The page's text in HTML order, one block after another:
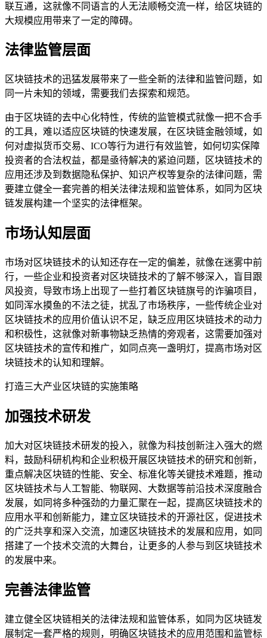
联互通，这就像不同语言的人无法顺畅交流一样，给区块链的
大规模应用带来了一定的障碍。
法律监管层面
区块链技术的迅猛发展带来了一些全新的法律和监管问题，如
同一片未知的领域，需要我们去探索和规范。
由于区块链的去中心化特性，传统的监管模式就像一把不合手
的工具，难以适应区块链的快速发展，在区块链金融领域，如
何对虚拟货币交易、ICO等行为进行有效监管，如何切实保障
投资者的合法权益，都是亟待解决的紧迫问题，区块链技术的
应用还涉及到数据隐私保护、知识产权等复杂的法律问题，需
要建立健全一套完善的相关法律法规和监管体系，如同为区块
链发展构建一个坚实的法律框架。
市场认知层面
市场对区块链技术的认知还存在一定的偏差，就像在迷雾中前
行，一些企业和投资者对区块链技术的了解不够深入，盲目跟
风投资，导致市场上出现了一些打着区块链旗号的诈骗项目，
如同浑水摸鱼的不法之徒，扰乱了市场秩序，一些传统企业对
区块链技术的应用价值认识不足，缺乏应用区块链技术的动力
和积极性，这就像对新事物缺乏热情的旁观者，这需要加强对
区块链技术的宣传和推广，如同点亮一盏明灯，提高市场对区
块链技术的认知和理解。
打造三大产业区块链的实施策略
加强技术研发
加大对区块链技术研发的投入，就像为科技创新注入强大的燃
料，鼓励科研机构和企业积极开展区块链技术的研究和创新，
重点解决区块链的性能、安全、标准化等关键技术难题，推动
区块链技术与人工智能、物联网、大数据等前沿技术深度融合
发展，如同将多种强劲的力量汇聚在一起，提高区块链技术的
应用水平和创新能力，建立区块链技术的开源社区，促进技术
的广泛共享和深入交流，加速区块链技术的发展和应用，如同
搭建了一个技术交流的大舞台，让更多的人参与到区块链技术
的发展中来。
完善法律监管
建立健全区块链相关的法律法规和监管体系，如同为区块链发
展制定一套严格的规则，明确区块链技术的应用范围和监管标